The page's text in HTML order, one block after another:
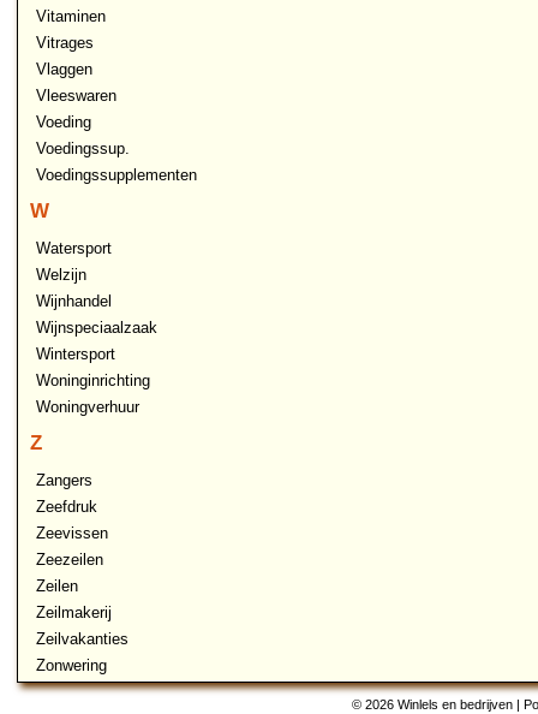
Vitaminen
Vitrages
Vlaggen
Vleeswaren
Voeding
Voedingssup.
Voedingssupplementen
W
Watersport
Welzijn
Wijnhandel
Wijnspeciaalzaak
Wintersport
Woninginrichting
Woningverhuur
Z
Zangers
Zeefdruk
Zeevissen
Zeezeilen
Zeilen
Zeilmakerij
Zeilvakanties
Zonwering
© 2026 Winlels en bedrijven |